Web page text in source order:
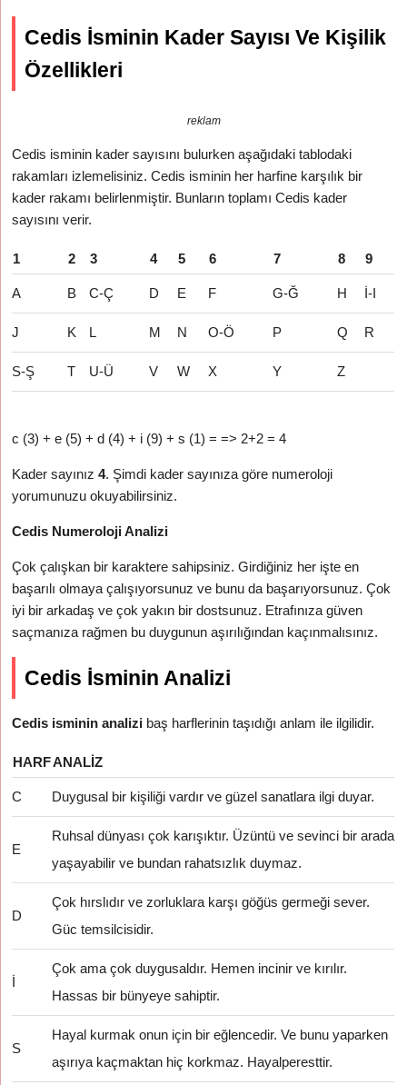
Cedis İsminin Kader Sayısı Ve Kişilik
Özellikleri
reklam
Cedis isminin kader sayısını bulurken aşağıdaki tablodaki
rakamları izlemelisiniz. Cedis isminin her harfine karşılık bir
kader rakamı belirlenmiştir. Bunların toplamı Cedis kader
sayısını verir.
1 2 3 4 5 6 7 8 9
A B C-Ç D E F G-Ğ H İ-I
J K L M N O-Ö P Q R
S-Ş T U-Ü V W X Y Z
c (3) + e (5) + d (4) + i (9) + s (1) = => 2+2 = 4
Kader sayınız4. Şimdi kader sayınıza göre numeroloji
yorumunuzu okuyabilirsiniz.
Cedis Numeroloji Analizi
Çok çalışkan bir karaktere sahipsiniz. Girdiğiniz her işte en
başarılı olmaya çalışıyorsunuz ve bunu da başarıyorsunuz. Çok
iyi bir arkadaş ve çok yakın bir dostsunuz. Etrafınıza güven
saçmanıza rağmen bu duygunun aşırılığından kaçınmalısınız.
Cedis İsminin Analizi
Cedis isminin analizi baş harflerinin taşıdığı anlam ile ilgilidir.
HARFANALIZ
C Duygusal bir kişiliği vardır ve güzel sanatlara ilgi duyar.
E
Ruhsal dünyası çok karışıktır. Üzüntü ve sevinci bir arada
yaşayabilir ve bundan rahatsızlık duymaz.
D
Çok hırslıdır ve zorluklara karşı göğüs germeği sever.
Güc temsilcisidir.
İ
Çok ama çok duygusaldır. Hemen incinir ve kırılır.
Hassas bir bünyeye sahiptir.
S
Hayal kurmak onun için bir eğlencedir. Ve bunu yaparken
aşırıya kaçmaktan hiç korkmaz. Hayalperesttir.